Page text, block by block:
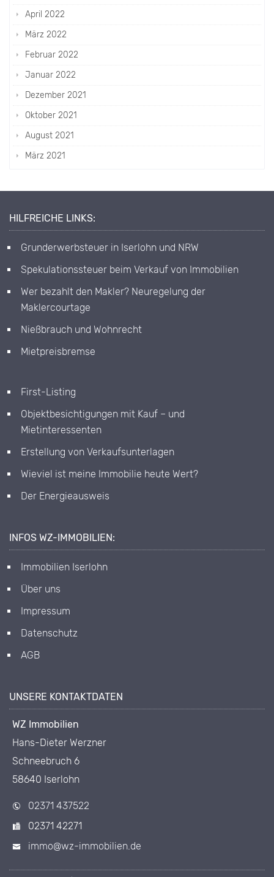
April 2022
März 2022
Februar 2022
Januar 2022
Dezember 2021
Oktober 2021
August 2021
März 2021
HILFREICHE LINKS:
Grunderwerbsteuer in Iserlohn und NRW
Spekulationssteuer beim Verkauf von Immobilien
Wer bezahlt den Makler? Neuregelung der
Maklercourtage
Nießbrauch und Wohnrecht
Mietpreisbremse
First-Listing
Objektbesichtigungen mit Kauf – und
Mietinteressenten
Erstellung von Verkaufsunterlagen
Wieviel ist meine Immobilie heute Wert?
Der Energieausweis
INFOS WZ-IMMOBILIEN:
Immobilien Iserlohn
Über uns
Impressum
Datenschutz
AGB
UNSERE KONTAKTDATEN
WZ Immobilien
Hans-Dieter Werzner
Schneebruch 6
58640 Iserlohn
02371 437522
02371 42271
immo@wz-immobilien.de